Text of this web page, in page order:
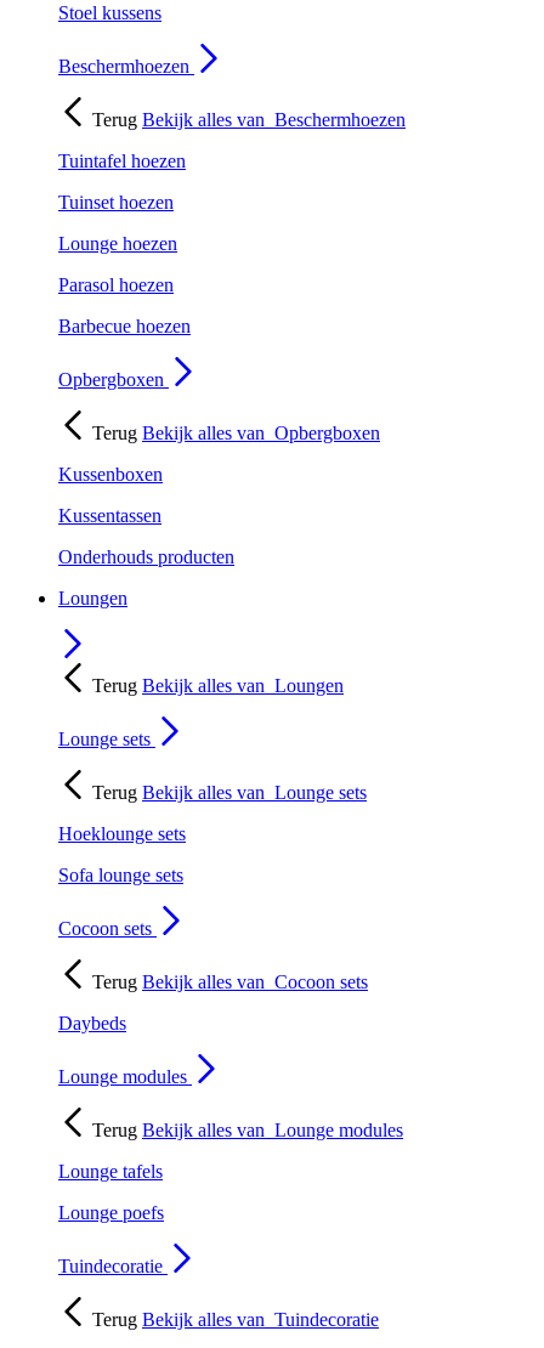
Stoel kussens
Beschermhoezen
Terug Bekijk alles van Beschermhoezen
Tuintafel hoezen
Tuinset hoezen
Lounge hoezen
Parasol hoezen
Barbecue hoezen
Opbergboxen
Terug Bekijk alles van Opbergboxen
Kussenboxen
Kussentassen
Onderhouds producten
Loungen
Terug Bekijk alles van Loungen
Lounge sets
Terug Bekijk alles van Lounge sets
Hoeklounge sets
Sofa lounge sets
Cocoon sets
Terug Bekijk alles van Cocoon sets
Daybeds
Lounge modules
Terug Bekijk alles van Lounge modules
Lounge tafels
Lounge poefs
Tuindecoratie
Terug Bekijk alles van Tuindecoratie